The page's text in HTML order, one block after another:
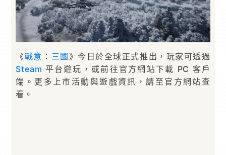
《戰意 ： 三國 》今日於全球正式推出，玩家可透過
Steam 平台遊玩，或前往官方網站下載 PC 客戶
端。更多上市活動與遊戲資訊，請至官方網站查
看。